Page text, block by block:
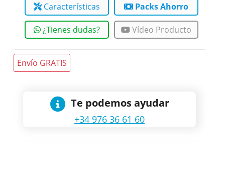
Envío GRATIS
Te podemos ayudar
+34 976 36 61 60
Características Packs Ahorro
¿Tienes dudas? Vídeo Producto